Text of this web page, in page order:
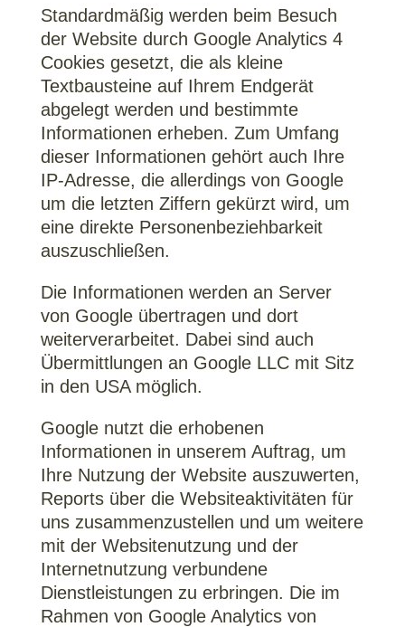
Standardmäßig werden beim Besuch
der Website durch Google Analytics 4
Cookies gesetzt, die als kleine
Textbausteine auf Ihrem Endgerät
abgelegt werden und bestimmte
Informationen erheben. Zum Umfang
dieser Informationen gehört auch Ihre
IP-Adresse, die allerdings von Google
um die letzten Ziffern gekürzt wird, um
eine direkte Personenbeziehbarkeit
auszuschließen.
Die Informationen werden an Server
von Google übertragen und dort
weiterverarbeitet. Dabei sind auch
Übermittlungen an Google LLC mit Sitz
in den USA möglich.
Google nutzt die erhobenen
Informationen in unserem Auftrag, um
Ihre Nutzung der Website auszuwerten,
Reports über die Websiteaktivitäten für
uns zusammenzustellen und um weitere
mit der Websitenutzung und der
Internetnutzung verbundene
Dienstleistungen zu erbringen. Die im
Rahmen von Google Analytics von